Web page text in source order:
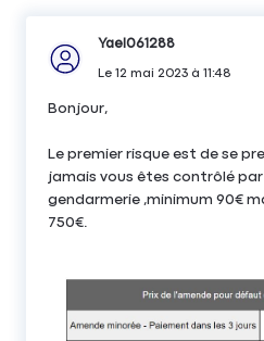
Yael061288
Le 12 mai 2023à 11:48
Bonjour,
Le premier risque est de se
jamais vous êtes contrôlé par
gendarmerie ,minimum 90€
750€.